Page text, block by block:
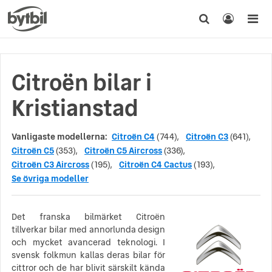
Citroën bilar i
Kristianstad
Vanligaste modellerna: Citroën C4 (744), Citroën C3(641),
Citroën C5(353), Citroën C5 Aircross(336),
Citroën C3 Aircross(195), Citroën C4 Cactus(193),
Se övriga modeller
Det franska bilmärket Citroën
tillverkar bilar med annorlunda design
och mycket avancerad teknologi. I
svensk folkmun kallas deras bilar för
cittror och de har blivit särskilt kända